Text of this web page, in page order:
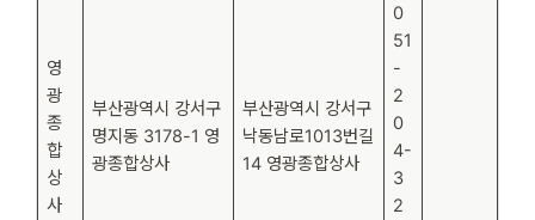
영
광
종
합
상
사
부산광역시 강서구
명지동 3178-1 영
광종합상사
부산광역시 강서구
낙동남로1013번길
14 영광종합상사
0
51
-
2
0
4-
3
2